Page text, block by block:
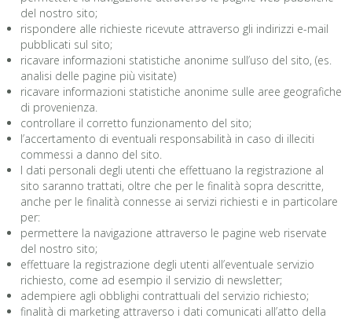
del nostro sito;
rispondere alle richieste ricevute attraverso gli indirizzi e-mail
pubblicati sul sito;
ricavare informazioni statistiche anonime sull’uso del sito, (es.
analisi delle pagine più visitate)
ricavare informazioni statistiche anonime sulle aree geografiche
di provenienza.
controllare il corretto funzionamento del sito;
l’accertamento di eventuali responsabilità in caso di illeciti
commessi a danno del sito.
I dati personali degli utenti che effettuano la registrazione al
sito saranno trattati, oltre che per le finalità sopra descritte,
anche per le finalità connesse ai servizi richiesti e in particolare
per:
permettere la navigazione attraverso le pagine web riservate
del nostro sito;
effettuare la registrazione degli utenti all’eventuale servizio
richiesto, come ad esempio il servizio di newsletter;
adempiere agli obblighi contrattuali del servizio richiesto;
finalità di marketing attraverso i dati comunicati all’atto della